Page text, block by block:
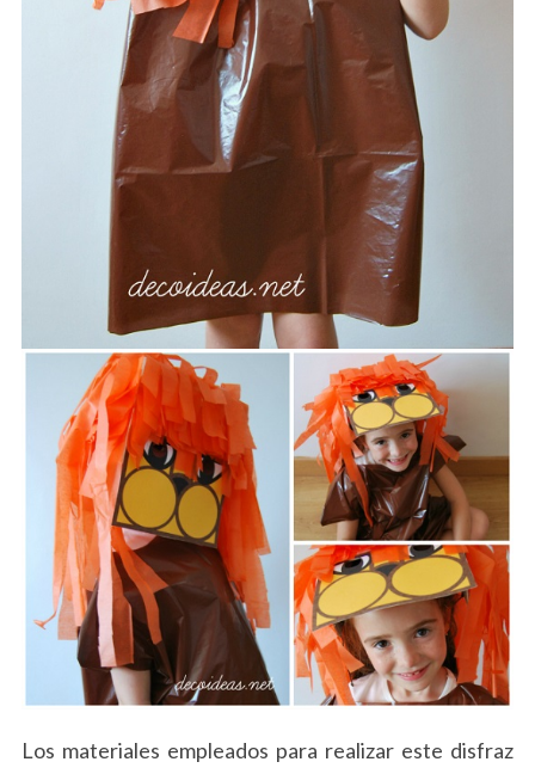
Los materiales empleados para realizar este disfraz